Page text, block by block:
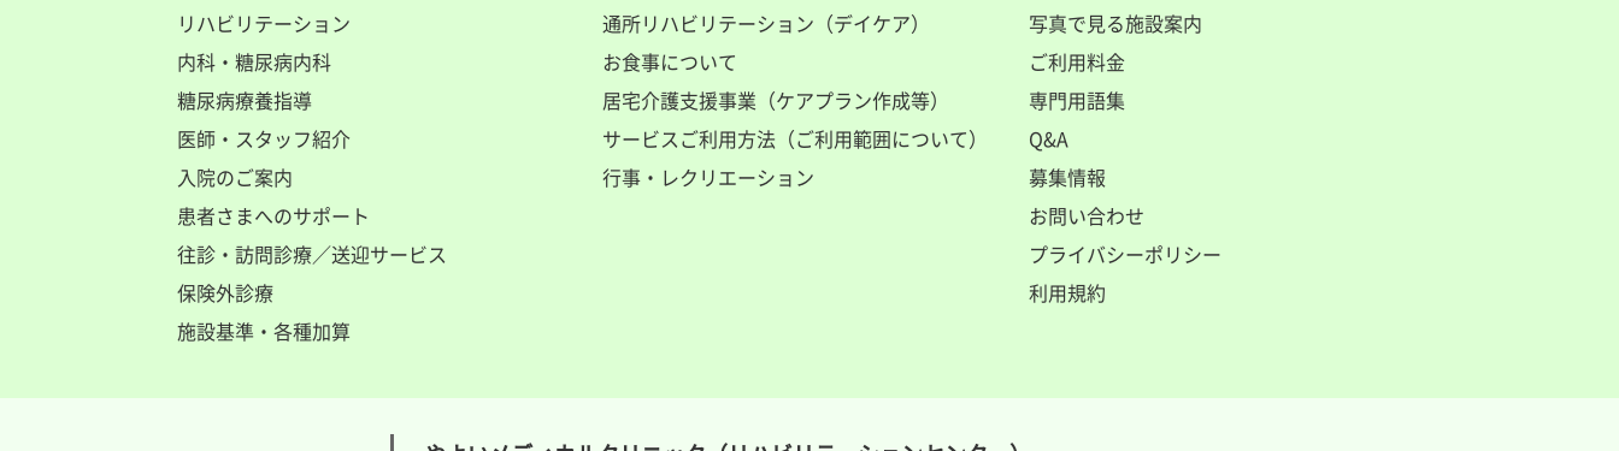
リハビリテーション
内科・糖尿病内科
糖尿病療養指導
医師・スタッフ紹介
入院のご案内
患者さまへのサポート
往診・訪問診療／送迎サービス
保険外診療
施設基準・各種加算
通所リハビリテーション（デイケア）
お食事について
居宅介護支援事業（ケアプラン作成等）
サービスご利用方法（ご利用範囲について）
行事・レクリエーション
写真で見る施設案内
ご利用料金
専門用語集
Q&A
募集情報
お問い合わせ
プライバシーポリシー
利用規約